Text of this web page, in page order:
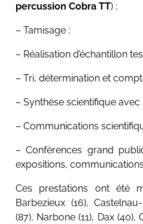
percussion Cobra TT) ;
– Tamisage ;
– Réalisation d’échantillon
– Tri, détermination et
– Synthèse scientifique
– Communications
– Conférences grand
expositions,
Ces prestations ont été
Barbezieux (16),
(87), Narbone (11), Dax